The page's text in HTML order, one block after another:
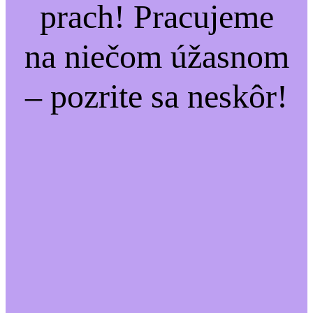
prach! Pracujeme
na niečom úžasnom
– pozrite sa neskôr!